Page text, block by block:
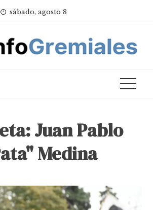
sábado, agosto 8
Juan Pablo
Medina